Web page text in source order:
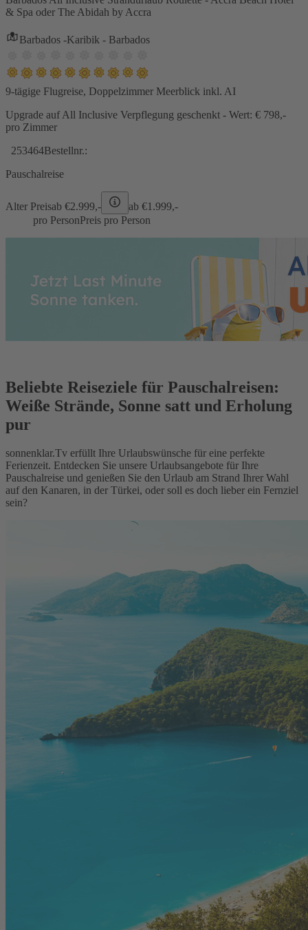
& Spa oder The Abidah by Accra
Barbados -Karibik - Barbados
9-tägige Flugreise, Doppelzimmer Meerblick inkl. AI
Upgrade auf All Inclusive Verpflegung geschenkt - Wert: € 798,-
pro Zimmer
253464Bestellnr.:
Pauschalreise
Alter Preisab €2.999,- ab €1.999,-
pro PersonPreis pro Person
Beliebte Reiseziele für Pauschalreisen:
Weiße Strände, Sonne satt und Erholung
pur
sonnenklar.Tv erfüllt Ihre Urlaubswünsche für eine perfekte
Ferienzeit. Entdecken Sie unsere Urlaubsangebote für Ihre
Pauschalreise und genießen Sie den Urlaub am Strand Ihrer Wahl
auf den Kanaren, in der Türkei, oder soll es doch lieber ein Fernziel
sein?